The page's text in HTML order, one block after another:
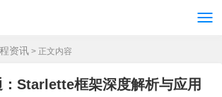
资讯 > 正文内容
：Starlette框架深度解析与应用